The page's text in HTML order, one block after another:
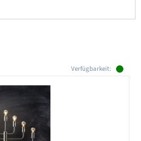
Verfügbarkeit: